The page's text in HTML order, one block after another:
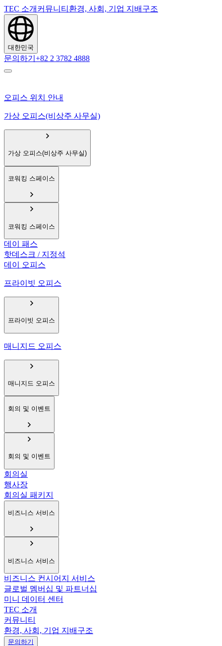
TEC 소개 커뮤니티 환경, 사회, 기업 지배구조
대한민국
문의하기 +82 2 3782 4888
오피스 위치 안내
가상 오피스(비상주 사무실)
가상 오피스(비상주 사무실)
코워킹 스페이스
코워킹 스페이스
데이 패스
핫데스크 / 지정석
데이 오피스
프라이빗 오피스
프라이빗 오피스
매니지드 오피스
매니지드 오피스
회의 및 이벤트
회의 및 이벤트
회의실
행사장
회의실 패키지
비즈니스 서비스
비즈니스 서비스
비즈니스 컨시어지 서비스
글로벌 멤버십 및 파트너십
미니 데이터 센터
TEC 소개
커뮤니티
환경, 사회, 기업 지배구조
문의하기